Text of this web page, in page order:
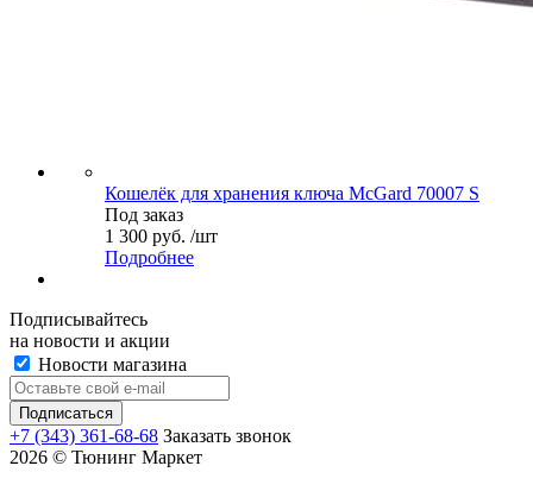
Кошелёк для хранения ключа McGard 70007 S
Под заказ
1 300 руб. /шт
Подробнее
Подписывайтесь
на новости и акции
Новости магазина
+7 (343) 361-68-68 Заказать звонок
2026 © Тюнинг Маркет